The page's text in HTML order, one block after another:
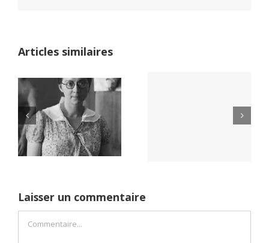
Articles similaires
Netflix Field of
Dreams (1989)
Yaïr Golan : une
Laisser un commentaire